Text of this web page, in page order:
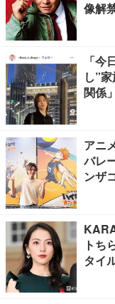
像解
「
し”
関係
アニ
バレ
ンザ
トち
タイ